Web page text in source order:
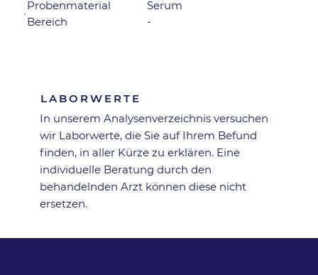
Probenmaterial
Serum
Bereich
-
LABORWERTE
In unserem Analysen­verzeichnis versuchen
wir Laborwerte, die Sie auf Ihrem Befund
finden, in aller Kürze zu erklären. Eine
individuelle Beratung durch den
behandelnden Arzt können diese nicht
ersetzen.